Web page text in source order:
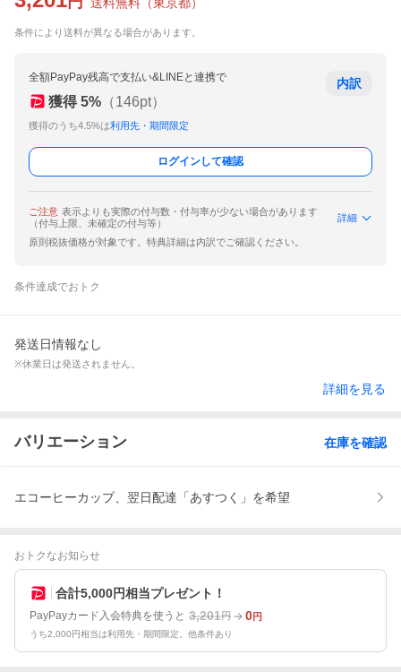
条件により送料が異なる場合があります。
全額PayPay残高で支払い&LINEと連携で
獲得 5% （146pt）
獲得のうち4.5%は利用先・期間限定
内訳
ログインして確認
ご注意 表示よりも実際の付与数・付与率が少ない場合があります
（付与上限、未確定の付与等）
詳細
原則税抜価格が対象です。特典詳細は内訳でご確認ください。
条件達成でおトク
発送日情報なし
※休業日は発送されません。
詳細を見る
バリエーション 在庫を確認
エコーヒーカップ、翌日配達「あすつく」を希望
おトクなお知らせ
合計5,000円相当プレゼント！
PayPayカード入会特典を使うと 3,201円 0円
うち2,000円相当は利用先・期間限定。他条件あり